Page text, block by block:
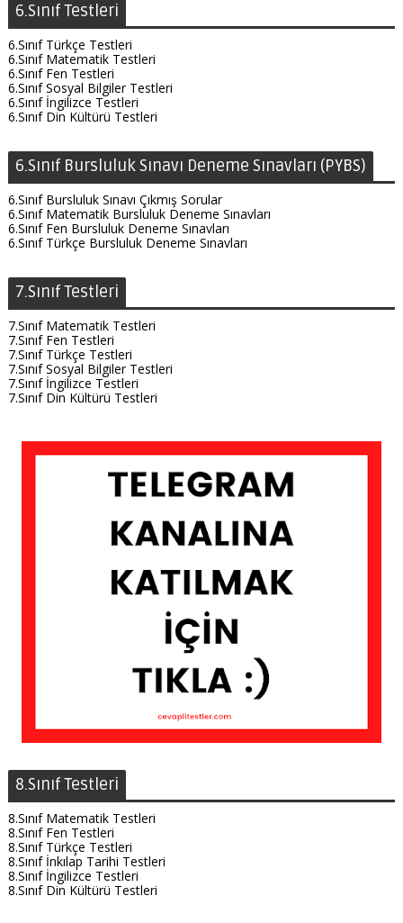
6.Sınıf Testleri
6.Sınıf Türkçe Testleri
6.Sınıf Matematik Testleri
6.Sınıf Fen Testleri
6.Sınıf Sosyal Bilgiler Testleri
6.Sınıf İngilizce Testleri
6.Sınıf Din Kültürü Testleri
6.Sınıf Bursluluk Sınavı Deneme Sınavları (PYBS)
6.Sınıf Bursluluk Sınavı Çıkmış Sorular
6.Sınıf Matematik Bursluluk Deneme Sınavları
6.Sınıf Fen Bursluluk Deneme Sınavları
6.Sınıf Türkçe Bursluluk Deneme Sınavları
7.Sınıf Testleri
7.Sınıf Matematik Testleri
7.Sınıf Fen Testleri
7.Sınıf Türkçe Testleri
7.Sınıf Sosyal Bilgiler Testleri
7.Sınıf İngilizce Testleri
7.Sınıf Din Kültürü Testleri
8.Sınıf Testleri
8.Sınıf Matematik Testleri
8.Sınıf Fen Testleri
8.Sınıf Türkçe Testleri
8.Sınıf İnkılap Tarihi Testleri
8.Sınıf İngilizce Testleri
8.Sınıf Din Kültürü Testleri